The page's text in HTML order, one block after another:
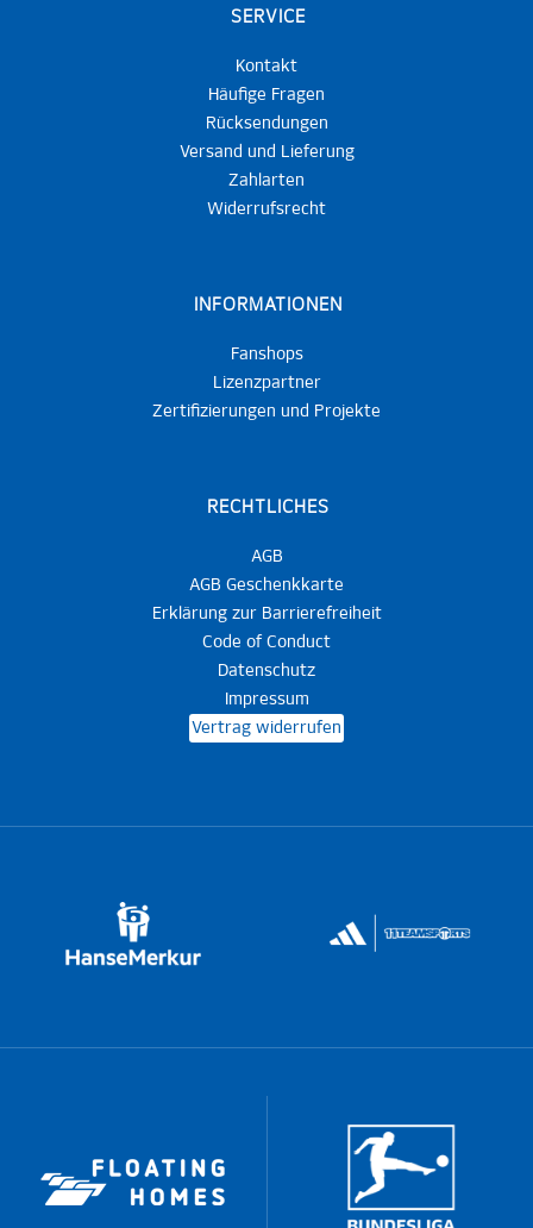
SERVICE
Kontakt
Häufige Fragen
Rücksendungen
Versand und Lieferung
Zahlarten
Widerrufsrecht
INFORMATIONEN
Fanshops
Lizenzpartner
Zertifizierungen und Projekte
RECHTLICHES
AGB
AGB Geschenkkarte
Erklärung zur Barrierefreiheit
Code of Conduct
Datenschutz
Impressum
Vertrag widerrufen